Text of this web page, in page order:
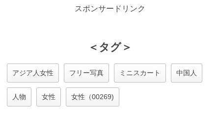
スポンサードリンク
＜タグ＞
アジア人女性 フリー写真 ミニスカート 中国人
人物 女性 女性（00269)